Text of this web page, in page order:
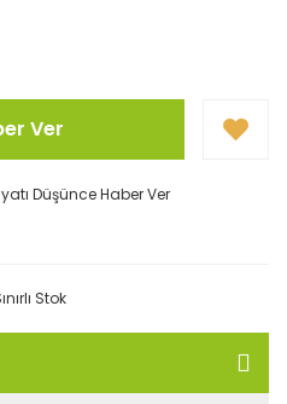
Ver
Düşünce Haber Ver
Stok